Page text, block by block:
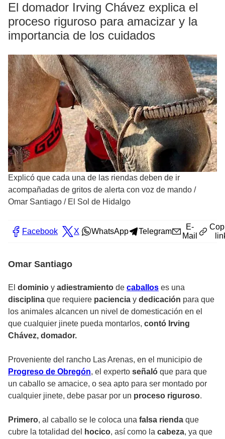
El domador Irving Chávez explica el
proceso riguroso para amacizar y la
importancia de los cuidados
Explicó que cada una de las riendas deben de ir
acompañadas de gritos de alerta con voz de mando /
Omar Santiago / El Sol de Hidalgo
Facebook X WhatsApp Telegram
E-
Mail
Omar Santiago
El dominio y adiestramiento de caballos es una
disciplina que requiere paciencia y dedicación para que
los animales alcancen un nivel de domesticación en el
que cualquier jinete pueda montarlos, contó Irving
Chávez, domador.
Proveniente del rancho Las Arenas, en el municipio de
Progreso de Obregón, el experto señaló que para que
un caballo se amacice, o sea apto para ser montado por
cualquier jinete, debe pasar por un proceso riguroso.
Primero, al caballo se le coloca una falsa rienda que
cubre la totalidad del
hocico, así como la cabeza, ya que